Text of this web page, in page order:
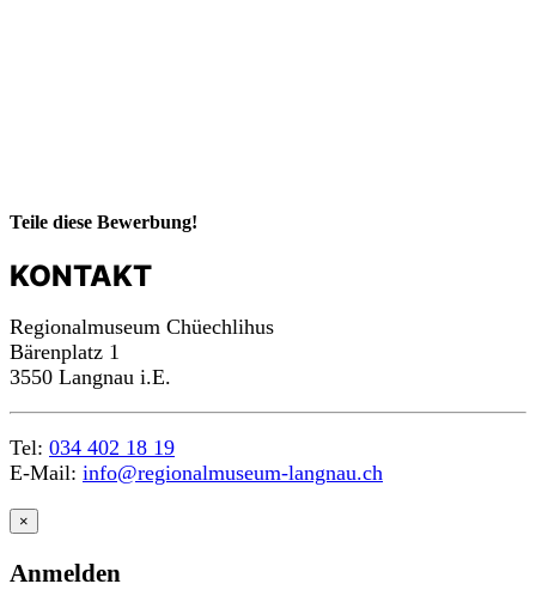
Teile diese Bewerbung!
KONTAKT
Regionalmuseum Chüechlihus
Bärenplatz 1
3550 Langnau i.E.
Tel: 034 402 18 19
E-Mail: info@regionalmuseum-langnau.ch
×
Anmelden